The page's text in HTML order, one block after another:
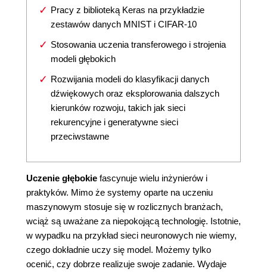
Pracy z biblioteką Keras na przykładzie
zestawów danych MNIST i CIFAR-10
Stosowania uczenia transferowego i strojenia
modeli głębokich
Rozwijania modeli do klasyfikacji danych
dźwiękowych oraz eksplorowania dalszych
kierunków rozwoju, takich jak sieci
rekurencyjne i generatywne sieci
przeciwstawne
Uczenie głębokie fascynuje wielu inżynierów i
praktyków. Mimo że systemy oparte na uczeniu
maszynowym stosuje się w rozlicznych branżach,
wciąż są uważane za niepokojącą technologię. Istotnie,
w wypadku na przykład sieci neuronowych nie wiemy,
czego dokładnie uczy się model. Możemy tylko
ocenić, czy dobrze realizuje swoje zadanie. Wydaje